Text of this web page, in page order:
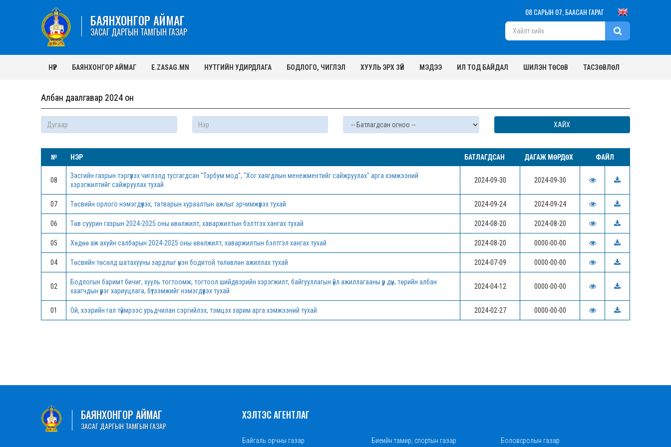
БАЯНХОНГОР АЙМАГ
ЗАСАГ ДАРГЫН ТАМГЫН ГАЗАР
08 САРЫН 07, БААСАН ГАРАГ
НҮҮР БАЯНХОНГОР АЙМАГ E.ZASAG.MN НУТГИЙН УДИРДЛАГА БОДЛОГО, ЧИГЛЭЛ ХУУЛЬ ЭРХ ЗҮЙ МЭДЭЭ ИЛ ТОД БАЙДАЛ ШИЛЭН ТӨСӨВ ТАСЗӨВЛӨЛ
Албан даалгавар 2024 он
№ НЭР БАТЛАГДСАН ДАГАЖ МӨРДӨХ ФАЙЛ
08
Засгийн газрын тэргүүлэх чиглэлд тусгагдсан "Тэрбум мод", "Хог хаягдлын менежментийг сайжруулах" арга хэмжээний
хэрэгжилтийг сайжруулах тухай
2024-09-30 2024-09-30
07 Төсвийн орлого нэмэгдүүлэх, татварын хураалтын ажлыг эрчимжүүлэх тухай 2024-09-24 2024-09-24
06 Төв суурин газрын 2024-2025 оны өвөлжилт, хаваржилтын бэлтгэх хангах тухай 2024-08-20 2024-08-20
05 Хөдөө аж ахуйн салбарын 2024-2025 оны өвөлжилт, хаваржилтын бэлтгэл хангах тухай 2024-08-20 0000-00-00
04 Төсвийн төсөлд шатахууны зардлыг үнэн бодитой төлөвлөн ажиллах тухай 2024-07-09 0000-00-00
02
Бодлогын баримт бичиг, хууль тогтоомж, тогтоол шийдвэрийн хэрэгжилт, байгууллагын үйл ажиллагааны үр дүн, төрийн албан
хаагчдын үүрэг хариуцлага, бүтээмжийг нэмэгдүүлэх тухай
2024-04-12 0000-00-00
01 Ой, хээрийн гал түймрээс урьдчилан сэргийлэх, тэмцэх зарим арга хэмжээний тухай 2024-02-27 0000-00-00
БАЯНХОНГОР АЙМАГ
ЗАСАГ ДАРГЫН ТАМГЫН ГАЗАР
ХЭЛТЭС АГЕНТЛАГ
Байгаль орчны газар Биеийн тамир, спортын газар Боловсролын газар